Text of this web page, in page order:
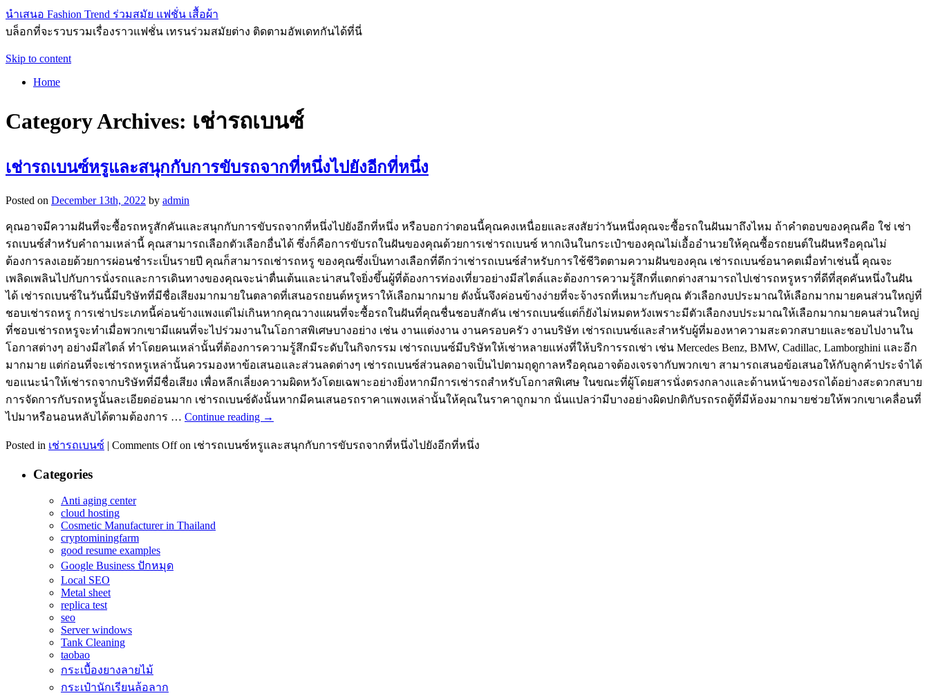
นำเสนอ Fashion Trend ร่วมสมัย แฟชั่น เสื้อผ้า
บล็อกที่จะรวบรวมเรื่องราวแฟชั่น เทรนร่วมสมัยต่าง ติดตามอัพเดทกันได้ที่นี่
Skip to content
Home
Category Archives: เช่ารถเบนซ์
เช่ารถเบนซ์หรูและสนุกกับการขับรถจากที่หนึ่งไปยังอีกที่หนึ่ง
Posted on December 13th, 2022 by admin
คุณอาจมีความฝันที่จะซื้อรถหรูสักคันและสนุกกับการขับรถจากที่หนึ่งไปยังอีกที่หนึ่ง หรือบอกว่าตอนนี้คุณคงเหนื่อยและสงสัยว่าวันหนึ่งคุณจะซื้อรถในฝันมาถึงไหม ถ้าคำตอบของคุณคือ ใช่ เช่า
รถเบนซ์สำหรับคำถามเหล่านี้ คุณสามารถเลือกตัวเลือกอื่นได้ ซึ่งก็คือการขับรถในฝันของคุณด้วยการเช่ารถเบนซ์ หากเงินในกระเป๋าของคุณไม่เอื้ออำนวยให้คุณซื้อรถยนต์ในฝันหรือคุณไม่
ต้องการลงเอยด้วยการผ่อนชำระเป็นรายปี คุณก็สามารถเช่ารถหรู ของคุณซึ่งเป็นทางเลือกที่ดีกว่าเช่ารถเบนซ์สำหรับการใช้ชีวิตตามความฝันของคุณ เช่ารถเบนซ์อนาคตเมื่อทำเช่นนี้ คุณจะ
เพลิดเพลินไปกับการนั่งรถและการเดินทางของคุณจะน่าตื่นเต้นและน่าสนใจยิ่งขึ้นผู้ที่ต้องการท่องเที่ยวอย่างมีสไตล์และต้องการความรู้สึกที่แตกต่างสามารถไปเช่ารถหรูหราที่ดีที่สุดคันหนึ่งในฝัน
ได้ เช่ารถเบนซ์ในวันนี้มีบริษัทที่มีชื่อเสียงมากมายในตลาดที่เสนอรถยนต์หรูหราให้เลือกมากมาย ดังนั้นจึงค่อนข้างง่ายที่จะจ้างรถที่เหมาะกับคุณ ตัวเลือกงบประมาณให้เลือกมากมายคนส่วนใหญ่ที่
ชอบเช่ารถหรู การเช่าประเภทนี้ค่อนข้างแพงแต่ไม่เกินหากคุณวางแผนที่จะซื้อรถในฝันที่คุณชื่นชอบสักคัน เช่ารถเบนซ์แต่ก็ยังไม่หมดหวังเพราะมีตัวเลือกงบประมาณให้เลือกมากมายคนส่วนใหญ่
ที่ชอบเช่ารถหรูจะทำเมื่อพวกเขามีแผนที่จะไปร่วมงานในโอกาสพิเศษบางอย่าง เช่น งานแต่งงาน งานครอบครัว งานบริษัท เช่ารถเบนซ์และสำหรับผู้ที่มองหาความสะดวกสบายและชอบไปงานใน
โอกาสต่างๆ อย่างมีสไตล์ ทำโดยคนเหล่านั้นที่ต้องการความรู้สึกมีระดับในกิจกรรม เช่ารถเบนซ์มีบริษัทให้เช่าหลายแห่งที่ให้บริการรถเช่า เช่น Mercedes Benz, BMW, Cadillac, Lamborghini และอีก
มากมาย แต่ก่อนที่จะเช่ารถหรูเหล่านั้นควรมองหาข้อเสนอและส่วนลดต่างๆ เช่ารถเบนซ์ส่วนลดอาจเป็นไปตามฤดูกาลหรือคุณอาจต้องเจรจากับพวกเขา สามารถเสนอข้อเสนอให้กับลูกค้าประจำได้
ขอแนะนำให้เช่ารถจากบริษัทที่มีชื่อเสียง เพื่อหลีกเลี่ยงความผิดหวังโดยเฉพาะอย่างยิ่งหากมีการเช่ารถสำหรับโอกาสพิเศษ ในขณะที่ผู้โดยสารนั่งตรงกลางและด้านหน้าของรถได้อย่างสะดวกสบาย
การจัดการกับรถหรูนั้นละเอียดอ่อนมาก เช่ารถเบนซ์ดังนั้นหากมีคนเสนอรถราคาแพงเหล่านั้นให้คุณในราคาถูกมาก นั่นแปลว่ามีบางอย่างผิดปกติกับรถรถตู้ที่มีห้องมากมายช่วยให้พวกเขาเคลื่อนที่
ไปมาหรือนอนหลับได้ตามต้องการ … Continue reading →
Posted in เช่ารถเบนซ์ | Comments Offon เช่ารถเบนซ์หรูและสนุกกับการขับรถจากที่หนึ่งไปยังอีกที่หนึ่ง
Categories
Anti aging center
cloud hosting
Cosmetic Manufacturer in Thailand
cryptominingfarm
good resume examples
Google Business ปักหมุด
Local SEO
Metal sheet
replica test
seo
Server windows
Tank Cleaning
taobao
กระเบื้องยางลายไม้
กระเป๋านักเรียนล้อลาก